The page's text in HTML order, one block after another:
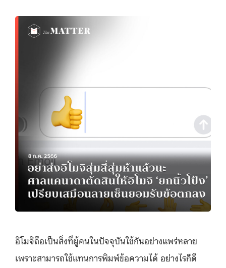
อิโมจิถือเป็นสิ่งที่ผู้คนในปัจจุบันใช้กันอย่างแพร่หลาย
เพราะสามารถใช้แทนการพิมพ์ข้อความได้ อย่างไรก็ดี